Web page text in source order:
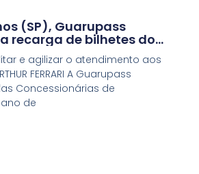
(SP), Guarupass
recarga de bilhetes do
via PIX
e agilizar o atendimento aos
FERRARI A Guarupass
Concessionárias de
de